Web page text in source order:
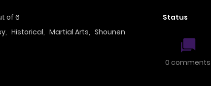
of6
, Historical, Martial Arts, Shounen
Status
0 comments